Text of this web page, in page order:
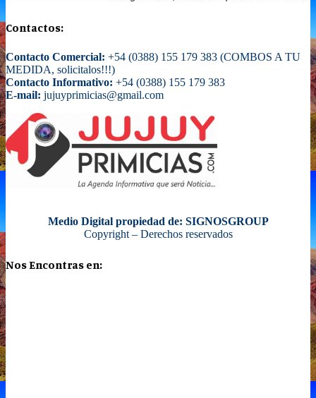
Contactos:
Contacto Comercial: +54 (0388) 155 179 383 (COMBOS A TU
MEDIDA, solicitalos!!!)
Contacto Informativo: +54 (0388) 155 179 383
E-mail: jujuyprimicias@gmail.com
Medio Digital propiedad de: SIGNOSGROUP
Copyright – Derechos reservados
Nos Encontras en: